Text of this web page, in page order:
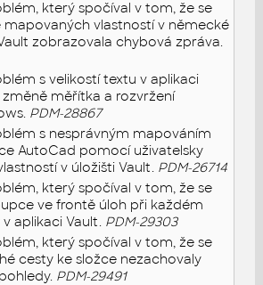
který spočíval v tom, že se
mapovaných vlastností v německé
zobrazovala chybová zpráva.
s velikostí textu v aplikaci
měřítka a rozvržení
PDM-28867
s nesprávným mapováním
AutoCad pomocí uživatelsky
v úložišti Vault. PDM-26714
který spočíval v tom, že se
ve frontě úloh při každém
aplikaci Vault. PDM-29303
který spočíval v tom, že se
cesty ke složce nezachovaly
PDM-29491